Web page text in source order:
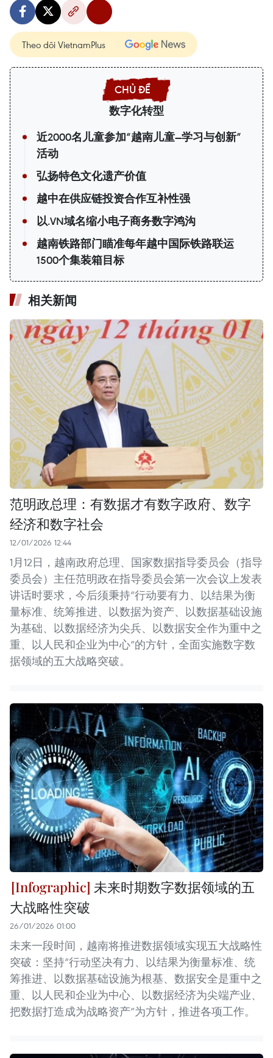
Theo dõi VietnamPlus
数字化转型
近2000名儿童参加“越南儿童—学习与创新”
活动
弘扬特色文化遗产价值
越中在供应链投资合作互补性强
以.VN域名缩小电子商务数字鸿沟
越南铁路部门瞄准每年越中国际铁路联运
1500个集装箱目标
相关新闻
范明政总理：有数据才有数字政府、数字
经济和数字社会
12/01/2026 12:44
1月12日，越南政府总理、国家数据指导委员会（指导
委员会）主任范明政在指导委员会第一次会议上发表
讲话时要求，今后须秉持“行动要有力、以结果为衡
量标准、统筹推进、以数据为资产、以数据基础设施
为基础、以数据经济为尖兵、以数据安全作为重中之
重、以人民和企业为中心”的方针，全面实施数字数
据领域的五大战略突破。
未来时期数字数据领域的五
大战略性突破
26/01/2026 01:00
未来一段时间，越南将推进数据领域实现五大战略性
突破：坚持“行动坚决有力、以结果为衡量标准、统
筹推进、以数据基础设施为根基、数据安全是重中之
重、以人民和企业为中心、以数据经济为尖端产业、
把数据打造成为战略资产”为方针，推进各项工作。